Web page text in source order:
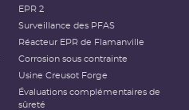
EPR 2
Surveillance des PFAS
Réacteur EPR de Flamanville
Corrosion sous contrainte
Usine Creusot Forge
Évaluations complémentaires de
sûreté